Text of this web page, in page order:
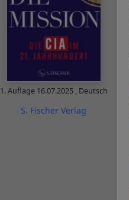
1. Auflage 16.07.2025 , Deutsch
S. Fischer Verlag